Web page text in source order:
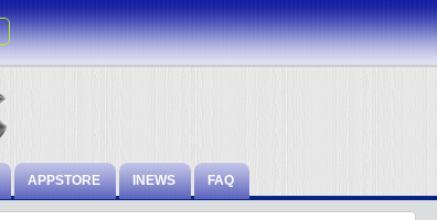
APPSTORE INEWS FAQ